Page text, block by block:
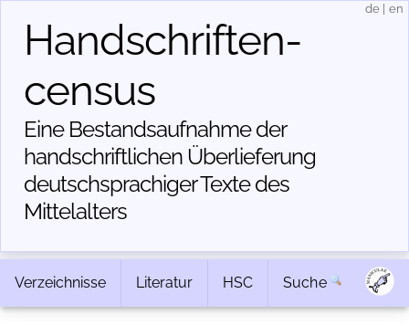
Handschriften­
census
Eine Bestandsaufnahme der
handschriftlichen Über­lieferung
deutschsprachiger Texte des
Mittelalters
de en
Verzeichnisse Literatur HSC Suche